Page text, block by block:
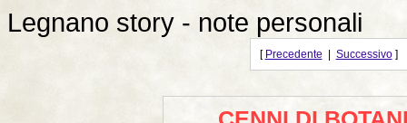
Legnano story - note personali
[ Precedente Successivo]